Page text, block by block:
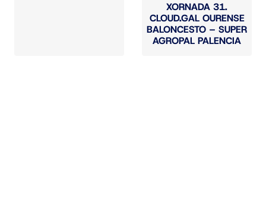
XORNADA 31.
CLOUD.GAL OURENSE
BALONCESTO – SUPER
AGROPAL PALENCIA